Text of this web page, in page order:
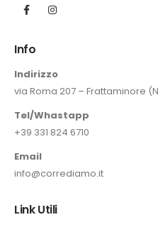
Info
Indirizzo
via Roma 207 – Frattaminore
Tel/Whastapp
+39 331 824 6710
Email
info@corrediamo.it
Link Utili